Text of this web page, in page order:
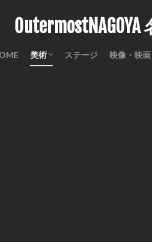
美術 ステージ 映像・映画